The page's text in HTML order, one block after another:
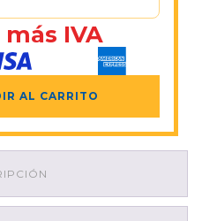
más IVA
AL CARRITO